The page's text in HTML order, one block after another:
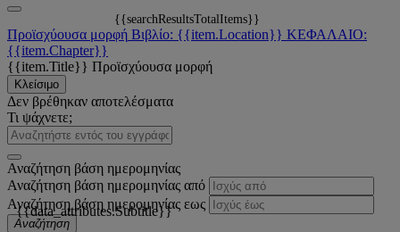
{{searchResultsTotalItems}}
Προϊσχύουσα μορφή Βιβλίο: {{item.Location}} ΚΕΦΑΛΑΙΟ:
{{item.Chapter}}
{{item.Title}} Προϊσχύουσα μορφή
Κλείσιμο
Δεν βρέθηκαν αποτελέσματα
Τι ψάχνετε;
Αναζήτηση βάση ημερομηνίας
Αναζήτηση βάση ημερομηνίας από
Αναζήτηση βάση ημερομηνίας εως
Αναζήτηση
{{data_attributes.Subtitle}}